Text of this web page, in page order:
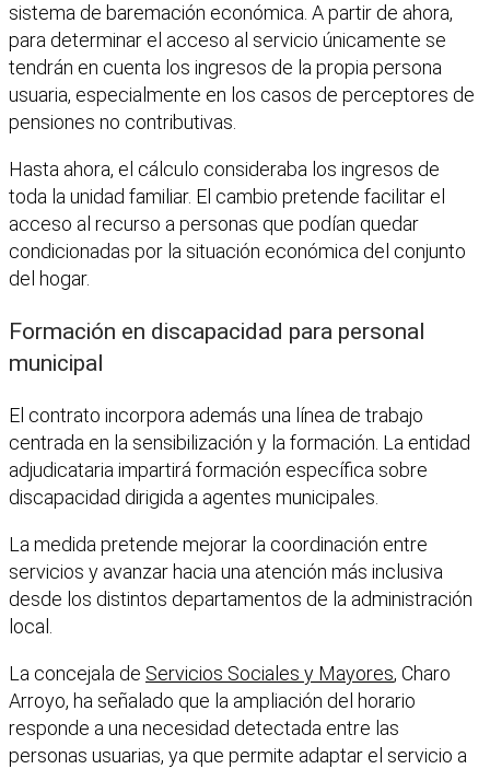
sistema de baremación económica. A partir de ahora,
para determinar el acceso al servicio únicamente se
tendrán en cuenta los ingresos de la propia persona
usuaria, especialmente en los casos de perceptores de
pensiones no contributivas.
Hasta ahora, el cálculo consideraba los ingresos de
toda la unidad familiar. El cambio pretende facilitar el
acceso al recurso a personas que podían quedar
condicionadas por la situación económica del conjunto
del hogar.
Formación en discapacidad para personal
municipal
El contrato incorpora además una línea de trabajo
centrada en la sensibilización y la formación. La entidad
adjudicataria impartirá formación específica sobre
discapacidad dirigida a agentes municipales.
La medida pretende mejorar la coordinación entre
servicios y avanzar hacia una atención más inclusiva
desde los distintos departamentos de la administración
local.
La concejala de Servicios Sociales y Mayores, Charo
Arroyo, ha señalado que la ampliación del horario
responde a una necesidad detectada entre las
personas usuarias, ya que permite adaptar el servicio a